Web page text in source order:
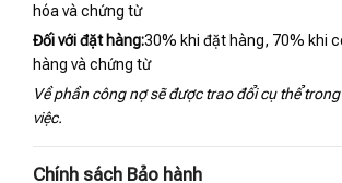
hóa và chứng từ
Đối với đặt hàng:30% khi đặt hàng, 70% khi
hàng và chứng từ
Về phần công nợ sẽ được trao đổi cụ thể
việc.
Chính sách Bảo hành